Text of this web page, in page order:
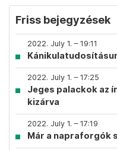
Friss bejegyzések
2022. July 1. – 19:11
2022. July 1. – 17:25
Jeges palackok az
kizárva
2022. July 1. – 17:19
Már a napraforgók